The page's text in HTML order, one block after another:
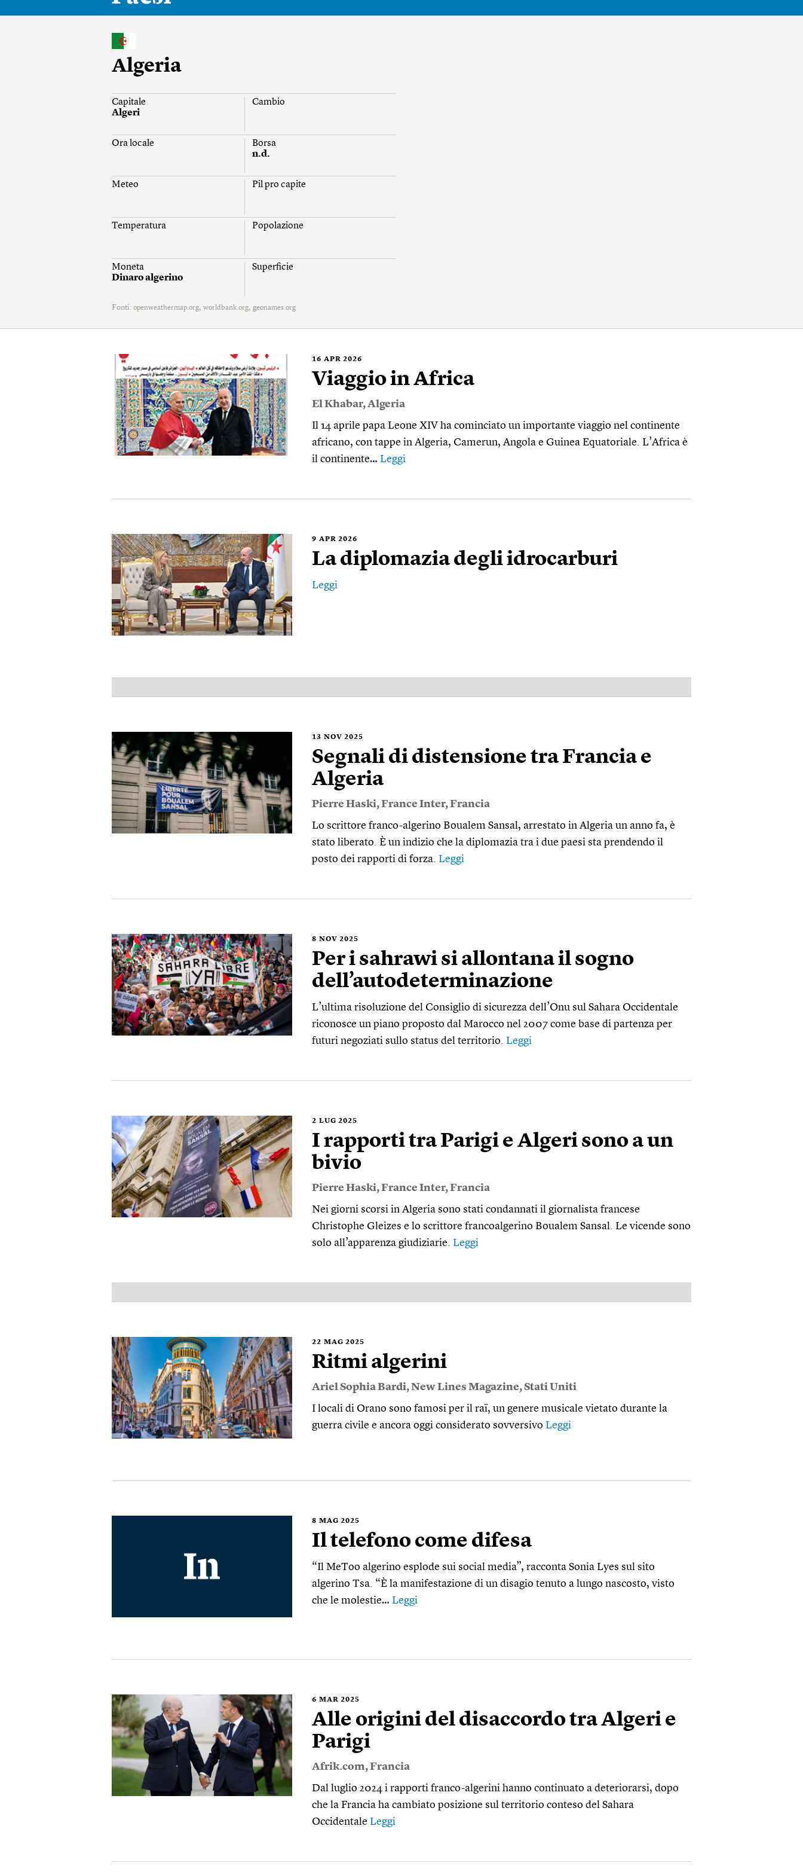
Algeria
Capitale
Algeri
Cambio
Ora locale
Borsa
n.d.
Meteo Pil pro capite
Temperatura Popolazione
Moneta
Dinaro algerino
Superficie
Fonti: openweathermap.org, worldbank.org, geonames.org
16 APR 2026
Viaggio in Africa
El Khabar,Algeria
Il 14 aprile papa Leone XIV ha cominciato un importante viaggio nel continente
africano, con tappe in Algeria, Camerun, Angola e Guinea Equatoriale. L’Africa è
il continente… Leggi
9 APR 2026
La diplomazia degli idrocarburi
Leggi
13 NOV 2025
Segnali di distensione tra Francia e
Algeria
Pierre Haski,France Inter,Francia
Lo scrittore franco-algerino Boualem Sansal, arrestato in Algeria un anno fa, è
stato liberato. È un indizio che la diplomazia tra i due paesi sta prendendo il
posto dei rapporti di forza. Leggi
8 NOV 2025
Per i sahrawi si allontana il sogno
dell’autodeterminazione
L’ultima risoluzione del Consiglio di sicurezza dell’Onu sul Sahara Occidentale
riconosce un piano proposto dal Marocco nel 2007 come base di partenza per
futuri negoziati sullo status del territorio. Leggi
2 LUG 2025
I rapporti tra Parigi e Algeri sono a un
bivio
Pierre Haski,France Inter,Francia
Nei giorni scorsi in Algeria sono stati condannati il giornalista francese
Christophe Gleizes e lo scrittore francoalgerino Boualem Sansal. Le vicende sono
solo all’apparenza giudiziarie. Leggi
22 MAG 2025
Ritmi algerini
Ariel Sophia Bardi,New Lines Magazine,Stati Uniti
I locali di Orano sono famosi per il raï, un genere musicale vietato durante la
guerra civile e ancora oggi considerato sovversivo Leggi
8 MAG 2025
Il telefono come difesa
“Il MeToo algerino esplode sui social media”, racconta Sonia Lyes sul sito
algerino Tsa. “È la manifestazione di un disagio tenuto a lungo nascosto, visto
che le molestie… Leggi
6 MAR 2025
Alle origini del disaccordo tra Algeri e
Parigi
Afrik.com,Francia
Dal luglio 2024 i rapporti franco-algerini hanno continuato a deteriorarsi, dopo
che la Francia ha cambiato posizione sul territorio conteso del Sahara
Occidentale Leggi